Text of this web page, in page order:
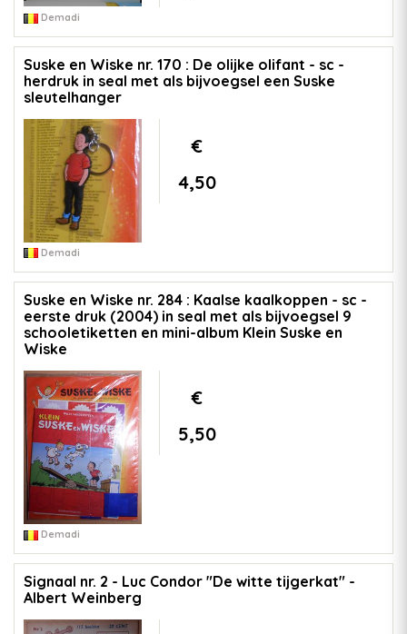
Demadi
Suske en Wiske nr. 170 : De olijke olifant - sc -
herdruk in seal met als bijvoegsel een Suske
sleutelhanger
€
4,50
Demadi
Suske en Wiske nr. 284 : Kaalse kaalkoppen - sc -
eerste druk (2004) in seal met als bijvoegsel 9
schooletiketten en mini-album Klein Suske en
Wiske
€
5,50
Demadi
Signaal nr. 2 - Luc Condor "De witte tijgerkat" -
Albert Weinberg